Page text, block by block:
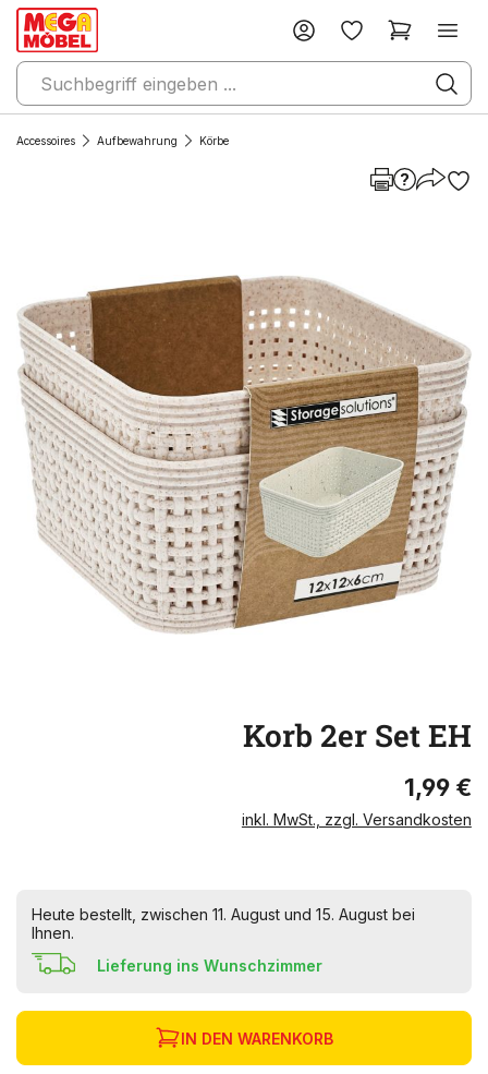
Accessoires Aufbewahrung Körbe
Korb 2er Set EH
1,99 €
inkl. MwSt., zzgl. Versandkosten
Heute bestellt, zwischen 11. August und 15. August bei
Ihnen.
Lieferung ins Wunschzimmer
IN DEN WARENKORB